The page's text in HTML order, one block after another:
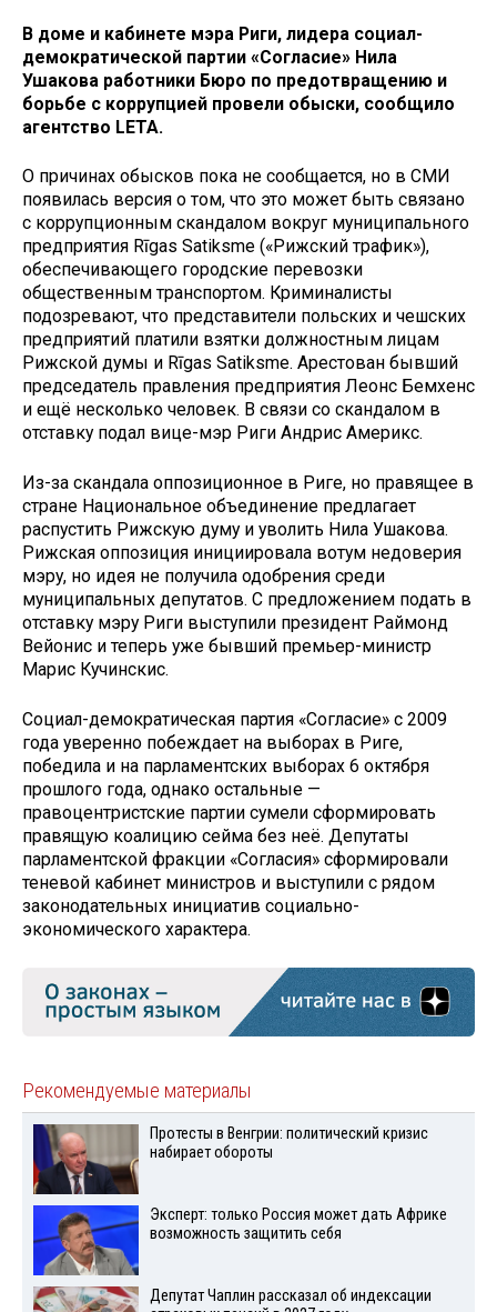
В доме и кабинете мэра Риги, лидера социал-
демократической партии «Согласие» Нила
Ушакова работники Бюро по предотвращению и
борьбе с коррупцией провели обыски, сообщило
агентство LETA.
О причинах обысков пока не сообщается, но в СМИ
появилась версия о том, что это может быть связано
с коррупционным скандалом вокруг муниципального
предприятия Rīgas Satiksme («Рижский трафик»),
обеспечивающего городские перевозки
общественным транспортом. Криминалисты
подозревают, что представители польских и чешских
предприятий платили взятки должностным лицам
Рижской думы и Rīgas Satiksme. Арестован бывший
председатель правления предприятия Леонс Бемхенс
и ещё несколько человек. В связи со скандалом в
отставку подал вице-мэр Риги Андрис Америкс.
Из-за скандала оппозиционное в Риге, но правящее в
стране Национальное объединение предлагает
распустить Рижскую думу и уволить Нила Ушакова.
Рижская оппозиция инициировала вотум недоверия
мэру, но идея не получила одобрения среди
муниципальных депутатов. С предложением подать в
отставку мэру Риги выступили президент Раймонд
Вейонис и теперь уже бывший премьер-министр
Марис Кучинскис.
Социал-демократическая партия «Согласие» с 2009
года уверенно побеждает на выборах в Риге,
победила и на парламентских выборах 6 октября
прошлого года, однако остальные —
правоцентристские партии сумели сформировать
правящую коалицию сейма без неё. Депутаты
парламентской фракции «Согласия» сформировали
теневой кабинет министров и выступили с рядом
законодательных инициатив социально-
экономического характера.
Рекомендуемые материалы
Протесты в Венгрии: политический кризис
набирает обороты
Эксперт: только Россия может дать Африке
возможность защитить себя
Депутат Чаплин рассказал об индексации